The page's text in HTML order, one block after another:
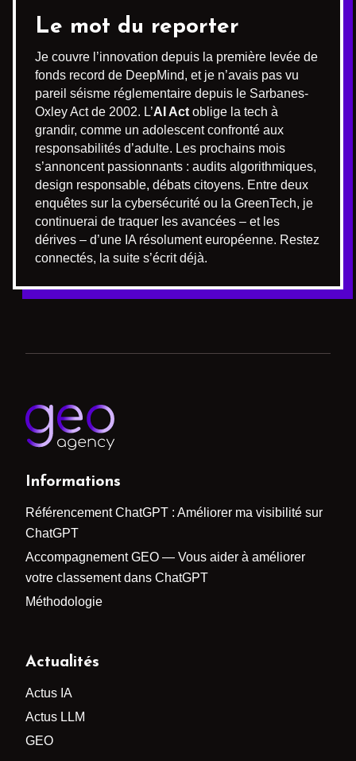
Le mot du reporter
Je couvre l’innovation depuis la première levée de
fonds record de DeepMind, et je n’avais pas vu
pareil séisme réglementaire depuis le Sarbanes-
Oxley Act de 2002. L’AI Act oblige la tech à
grandir, comme un adolescent confronté aux
responsabilités d’adulte. Les prochains mois
s’annoncent passionnants : audits algorithmiques,
design responsable, débats citoyens. Entre deux
enquêtes sur la cybersécurité ou la GreenTech, je
continuerai de traquer les avancées – et les
dérives – d’une IA résolument européenne. Restez
connectés, la suite s’écrit déjà.
Informations
Référencement ChatGPT : Améliorer ma visibilité sur
ChatGPT
Accompagnement GEO — Vous aider à améliorer
votre classement dans ChatGPT
Méthodologie
Actualités
Actus IA
Actus LLM
GEO